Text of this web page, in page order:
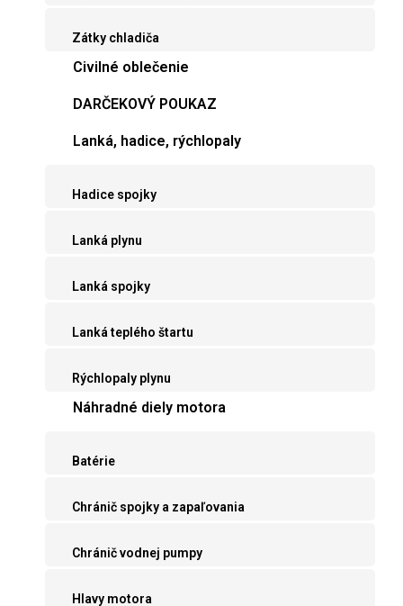
Zátky chladiča
Civilné oblečenie
DARČEKOVÝ POUKAZ
Lanká, hadice, rýchlopaly
Hadice spojky
Lanká plynu
Lanká spojky
Lanká teplého štartu
Rýchlopaly plynu
Náhradné diely motora
Batérie
Chránič spojky a zapaľovania
Chránič vodnej pumpy
Hlavy motora